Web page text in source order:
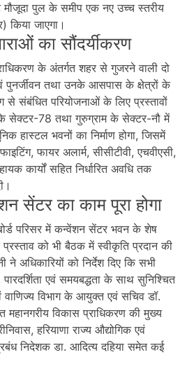
पुल के समीप एक नए उच्च स्तरीय
किया जाएगा।
का सौंदर्यीकरण
के अंतर्गत शहर से गुजरने वाली दो
पुनर्जीवन तथा उनके आसपास के क्षेत्रों के
से संबंधित परियोजनाओं के लिए प्रस्तावों
के सेक्टर-78 तथा गुरुग्राम के सेक्टर-नौ में
हास्टल भवनों का निर्माण होगा, जिसमें
फायर अलार्म, सीसीटीवी, एचवीएसी,
कार्यों सहित निर्धारित अवधि तक
सेंटर का काम पूरा होगा
बोर्ड परिसर में कन्वेंशन सेंटर भवन के शेष
को भी बैठक में स्वीकृति प्रदान की
अधिकारियों को निर्देश दिए कि सभी
पारदर्शिता एवं समयबद्धता के साथ सुनिश्चित
वाणिज्य विभाग के आयुक्त एवं सचिव डॉ.
महानगरीय विकास प्राधिकरण की मुख्य
हरियाणा राज्य औद्योगिक एवं
निदेशक डा. आदित्य दहिया समेत कई